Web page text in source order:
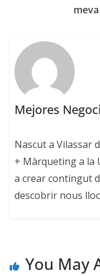
Mejores
Nascut a Vilassar
+ Màrqueting a la
a crear contingut
descobrir nous
You May